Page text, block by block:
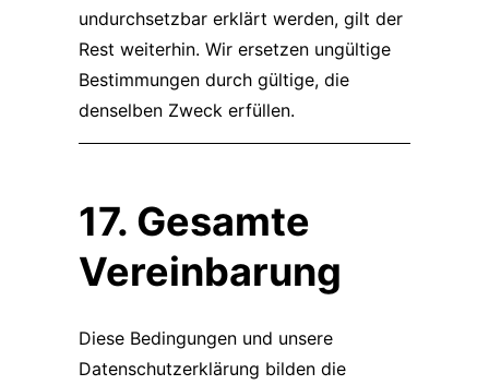
undurchsetzbar erklärt werden, gilt der
Rest weiterhin. Wir ersetzen ungültige
Bestimmungen durch gültige, die
denselben Zweck erfüllen.
17. Gesamte
Vereinbarung
Diese Bedingungen und unsere
Datenschutzerklärung bilden die